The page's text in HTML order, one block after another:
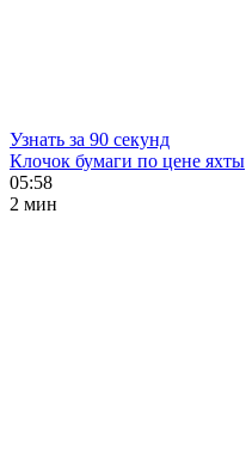
Узнать за 90 секунд
Клочок бумаги по цене яхты
05:58
2 мин